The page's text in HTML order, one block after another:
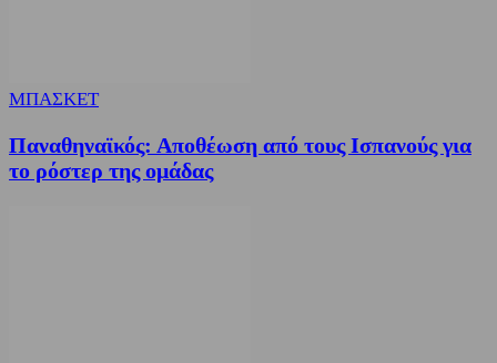
ΜΠΑΣΚΕΤ
Παναθηναϊκός: Αποθέωση από τους Ισπανούς για
το ρόστερ της ομάδας